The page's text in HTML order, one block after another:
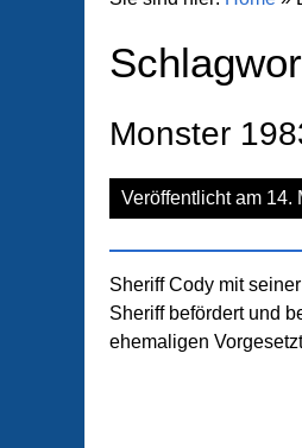
Monster
Veröffentlicht am 14.
Sheriff Cody mit
Sheriff befördert und
ehemaligen